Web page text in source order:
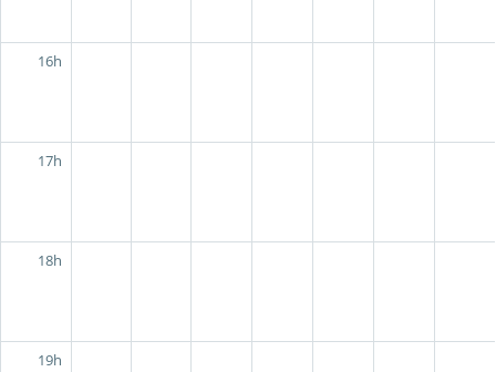
16h
17h
18h
19h